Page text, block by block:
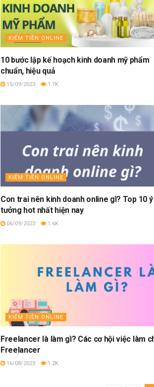
KIẾM TIỀN ONLINE
10 bước lập kế hoạch kinh doanh mỹ phẩm
chuẩn, hiệu quả
15/09/2023 1.7K
KIẾM TIỀN ONLINE
Con trai nên kinh doanh online gì? Top 10 ý
tưởng hot nhất hiện nay
06/09/2023 1.6K
KIẾM TIỀN ONLINE
Freelancer là làm gì? Các cơ hội việc làm
Freelancer
16/08/2023 1.2K